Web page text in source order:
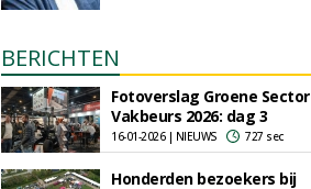
BERICHTEN
Fotoverslag Groene Sector
Vakbeurs 2026: dag 3
16-01-2026 | NIEUWS 727 sec
Honderden bezoekers bij